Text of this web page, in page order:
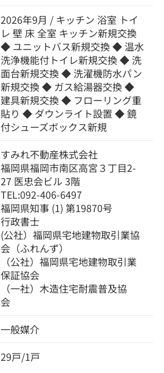
2026年9月 / キッチン 浴室 トイ
レ 壁 床 全室 キッチン新規交換
◆ ユニットバス新規交換 ◆ 温水
洗浄機能付トイレ新規交換 ◆ 洗
面台新規交換 ◆ 洗濯機防水パン
新規交換 ◆ ガス給湯器交換 ◆
建具新規交換 ◆ フローリング重
貼り ◆ ダウンライト設置 ◆ 鏡
付シューズボックス新規
すみれ不動産株式会社
福岡県福岡市南区高宮３丁目2-
27 医忠会ビル 3階
TEL:092-406-6497
福岡県知事 (1) 第19870号
行政書士
(公社）福岡県宅地建物取引業協
会（ふれんず）
（公社）福岡県宅地建物取引業
保証協会
（一社）木造住宅耐震普及協
会
一般媒介
29戸/1戸